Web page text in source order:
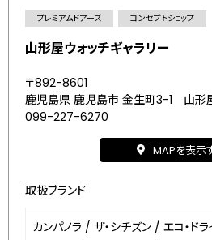
プレミアムドアーズ コンセプトショップ
山形屋ウォッチギャラリー
〒892-8601
鹿児島県 鹿児島市 金生町3-1 山形
099-227-6270
MAPを表示
取扱ブランド
カンパノラ / ザ・シチズン / エコ・ド